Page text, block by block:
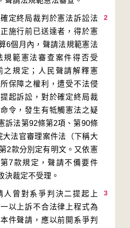
2
定終局裁判於憲法訴訟法
施行前已送達者，得於憲
6個月內，聲請法規範憲法
規範憲法審查案件得否受
之規定；人民聲請解釋憲
保障之權利，遭受不法侵
起訴訟，對於確定終局裁
令，發生有牴觸憲法之疑
訴法第92條第2項、第90條
法官審理案件法（下稱大
2款分別定有明文。又依憲
7款規定，聲請不備要件
3
人曾對系爭判決二提起上
以上訴不合法律上程式為
件聲請，應以前開系爭判